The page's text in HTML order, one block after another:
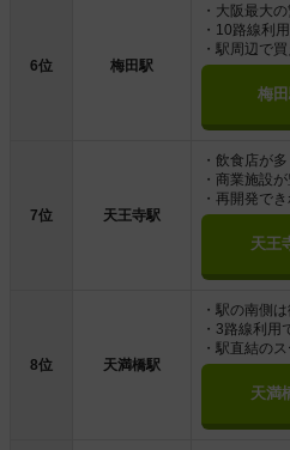
6位 梅田駅
・大阪最大
・10路線利
・駅周辺で
梅
7位 天王寺駅
・飲食店が
・商業施設
・再開発で
天王
8位 天満橋駅
・駅の南側
・3路線利用
・駅直結の
天満